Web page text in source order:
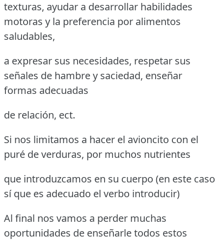
texturas, ayudar a desarrollar habilidades
motoras y la preferencia por alimentos
saludables,
a expresar sus necesidades, respetar sus
señales de hambre y saciedad, enseñar
formas adecuadas
de relación, ect.
Si nos limitamos a hacer el avioncito con el
puré de verduras, por muchos nutrientes
que introduzcamos en su cuerpo (en este caso
sí que es adecuado el verbo introducir)
Al final nos vamos a perder muchas
oportunidades de enseñarle todos estos